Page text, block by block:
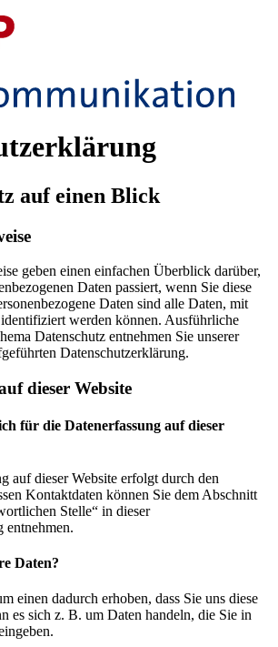
auf einen Blick
geben einen einfachen Überblick darüber,
Daten passiert, wenn Sie diese
Daten sind alle Daten, mit
werden können. Ausführliche
Datenschutz entnehmen Sie unserer
Datenschutzerklärung.
dieser Website
für die Datenerfassung auf dieser
auf dieser Website erfolgt durch den
Kontaktdaten können Sie dem Abschnitt
Stelle“ in dieser
entnehmen.
Daten?
einen dadurch erhoben, dass Sie uns diese
es sich z. B. um Daten handeln, die Sie in